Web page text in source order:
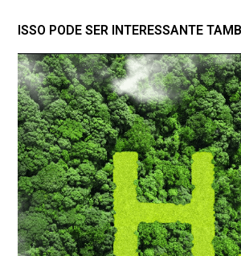
ISSO PODE SER INTERESSANTE